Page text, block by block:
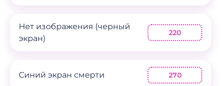
Нет изображения (черный
экран)
220
Синий экран смерти 270